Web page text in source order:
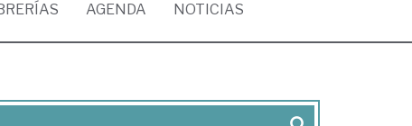
AGENDA NOTICIAS